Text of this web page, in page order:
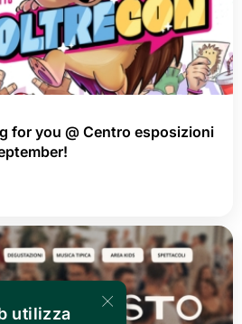
for you @ Centro esposizioni
×
utilizza